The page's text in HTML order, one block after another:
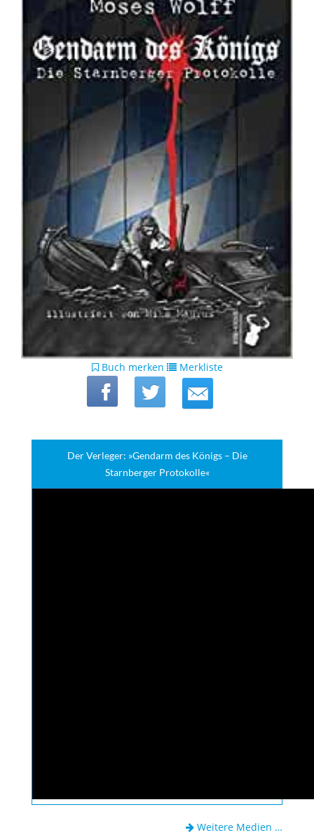
Buch merken Merkliste
Der Verleger: »Gendarm des Königs – Die
Starnberger Protokolle«
Weitere Medien …